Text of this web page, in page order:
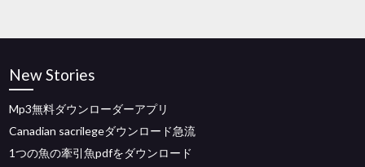
New Stories
Mp3無料ダウンローダーアプリ
Canadian sacrilegeダウンロード急流
1つの魚の牽引魚pdfをダウンロード